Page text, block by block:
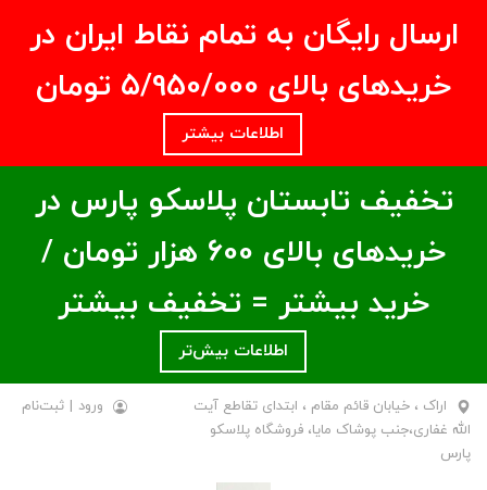
ارسال رایگان به تمام نقاط ایران در
خریدهای بالای ۵/950/000 تومان
اطلاعات بیشتر
تخفیف تابستان پلاسکو پارس در
خریدهای بالای ۶00 هزار تومان /
خرید بیشتر = تخفیف بیشتر
اطلاعات بیش‌تر
اراک ، خیابان قائم مقام ، ابتدای تقاطع آیت
الله غفاری،جنب پوشاک مایا، فروشگاه پلاسکو
پارس
ورود | ثبت‌نام